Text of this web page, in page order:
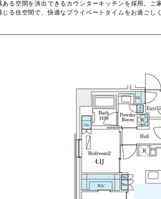
る空間を演出できるカウンターキッチンを採用。ご
る住空間で、快適なプライベートタイムをお過ごし